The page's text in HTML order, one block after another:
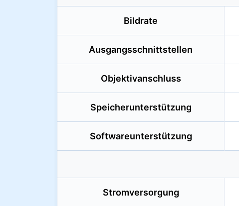
Bildrate
Ausgangsschnittstellen
Objektivanschluss
Speicherunterstützung
Softwareunterstützung
Stromversorgung